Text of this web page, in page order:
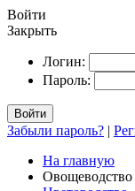
Войти
Закрыть
Логин:
Пароль:
Войти
Забыли пароль? |
На главную
Овощеводство